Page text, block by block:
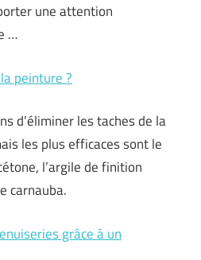
une attention
…
peinture ?
d’éliminer les taches de la
les plus efficaces sont le
l’argile de finition
carnauba.
grâce à un